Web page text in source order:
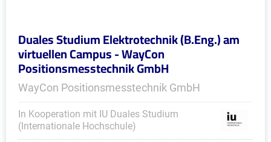
Duales Studium Elektrotechnik (B.Eng.) am
virtuellen Campus - WayCon
Positionsmesstechnik GmbH
WayCon Positionsmesstechnik GmbH
In Kooperation mit IU Duales Studium
(Internationale Hochschule)